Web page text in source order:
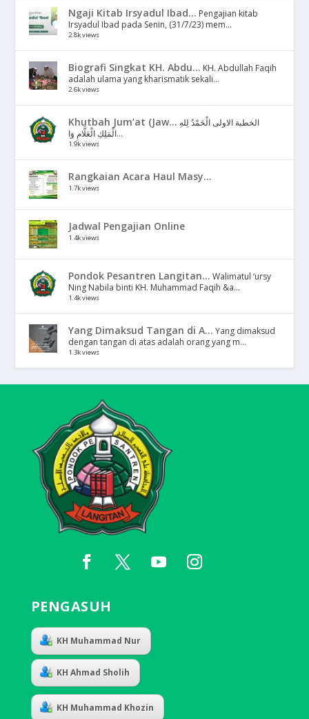
Ngaji Kitab Irsyadul Ibad... Pengajian kitab
Irsyadul Ibad pada Senin, (31/7/23) mem...
2.8k views
Biografi Singkat KH. Abdu... KH. Abdullah Faqih
adalah ulama yang kharismatik sekali...
2.6k views
Khutbah Jum’at (Jaw... الخطبة الاولى الْحَمْدُ لِلهِ
الْمَلِكِ الْعَلَّامِ وَا...
1.9k views
Rangkaian Acara Haul Masy...
1.7k views
Jadwal Pengajian Online
1.4k views
Pondok Pesantren Langitan... Walimatul ‘ursy
Ning Nabila binti KH. Muhammad Faqih &a...
1.4k views
Yang Dimaksud Tangan di A... Yang dimaksud
dengan tangan di atas adalah orang yang m...
1.3k views
PENGASUH
KH Muhammad Nur
KH Ahmad Sholih
KH Muhammad Khozin